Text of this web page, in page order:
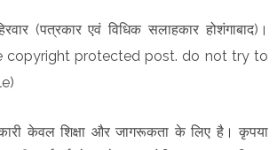
(पत्रकार एवं विधिक सलाहकार होशंगाबाद)।
copyright protected post. do not try to
केवल शिक्षा और जागरूकता के लिए है। कृपया